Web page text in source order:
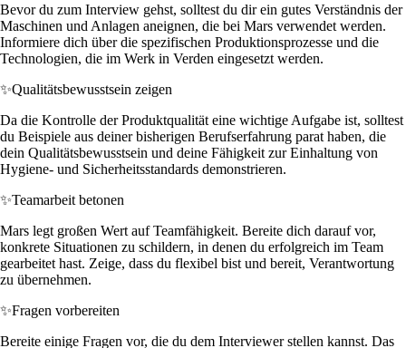
Bevor du zum Interview gehst, solltest du dir ein gutes Verständnis der
Maschinen und Anlagen aneignen, die bei Mars verwendet werden.
Informiere dich über die spezifischen Produktionsprozesse und die
Technologien, die im Werk in Verden eingesetzt werden.
✨Qualitätsbewusstsein zeigen
Da die Kontrolle der Produktqualität eine wichtige Aufgabe ist, solltest
du Beispiele aus deiner bisherigen Berufserfahrung parat haben, die
dein Qualitätsbewusstsein und deine Fähigkeit zur Einhaltung von
Hygiene- und Sicherheitsstandards demonstrieren.
✨Teamarbeit betonen
Mars legt großen Wert auf Teamfähigkeit. Bereite dich darauf vor,
konkrete Situationen zu schildern, in denen du erfolgreich im Team
gearbeitet hast. Zeige, dass du flexibel bist und bereit, Verantwortung
zu übernehmen.
✨Fragen vorbereiten
Bereite einige Fragen vor, die du dem Interviewer stellen kannst. Das